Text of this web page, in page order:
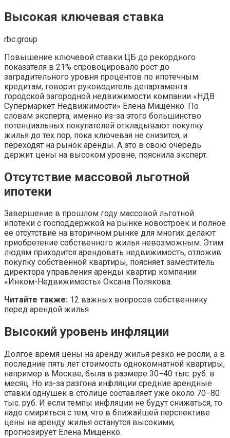
Высокая ключевая ставка
rbc.group
Повышение ключевой ставки ЦБ до рекордного
показателя в 21% спровоцировало рост до
заградительного уровня процентов по ипотечным
кредитам, говорит руководитель департамента
городской загородной недвижимости компании «НДВ
Супермаркет Недвижимости» Елена Мищенко. По
словам эксперта, именно из-за этого большинство
потенциальных покупателей откладывают покупку
жилья до тех пор, пока ключевая не снизится, и
переходят на рынок аренды. А это в свою очередь
держит цены на высоком уровне, пояснила эксперт.
Отсутствие массовой льготной
ипотеки
Завершение в прошлом году массовой льготной
ипотеки с господдержкой на рынке новостроек и полное
ее отсутствие на вторичном рынке для многих делают
приобретение собственного жилья невозможным. Этим
людям приходится арендовать недвижимость, отложив
покупку собственной квартиры, поясняет заместитель
директора управления аренды квартир компании
«Инком-Недвижимость» Оксана Полякова.
Читайте также: 12 важных вопросов собственнику
перед арендой жилья
Высокий уровень инфляции
Долгое время цены на аренду жилья резко не росли, а в
последние пять лет стоимость однокомнатной квартиры,
например в Москве, была в размере 30−40 тыс. руб. в
месяц. Но из-за разгона инфляции средние арендные
ставки однушек в столице составляет уже около 70−80
тыс. руб. И если темпы инфляции не будут снижаться, то
надо смириться с тем, что в ближайшей перспективе
цены на аренду жилья останутся высокими,
прогнозирует Елена Мищенко.